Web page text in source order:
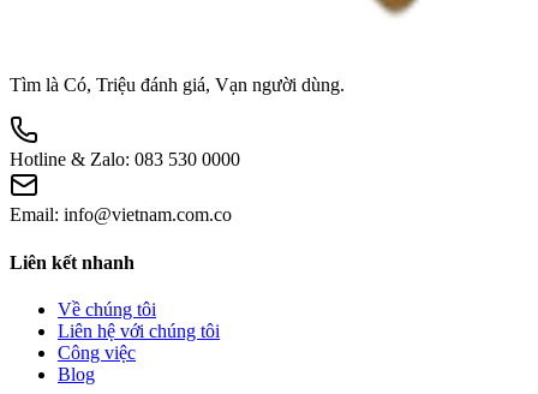
Tìm là Có, Triệu đánh giá, Vạn người dùng.
Hotline & Zalo: 083 530 0000
Email: info@vietnam.com.co
Liên kết nhanh
Về chúng tôi
Liên hệ với chúng tôi
Công việc
Blog